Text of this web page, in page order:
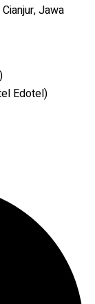
Jawa
Edotel)